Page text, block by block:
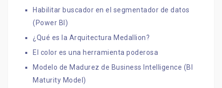
Habilitar buscador en el segmentador de datos
(Power BI)
¿Qué es la Arquitectura Medallion?
El color es una herramienta poderosa
Modelo de Madurez de Business Intelligence (BI
Maturity Model)